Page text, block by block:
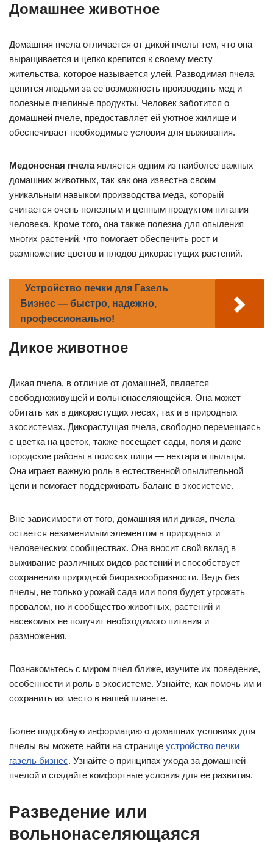
Домашнее животное
Домашняя пчела отличается от дикой пчелы тем, что она
выращивается и цепко крепится к своему месту
жительства, которое называется улей. Разводимая пчела
ценится людьми за ее возможность производить мед и
полезные пчелиные продукты. Человек заботится о
домашней пчеле, предоставляет ей уютное жилище и
обеспечивает необходимые условия для выживания.
Медоносная пчелаявляется одним из наиболее важных
домашних животных, так как она известна своим
уникальным навыком производства меда, который
считается очень полезным и ценным продуктом питания
человека. Кроме того, она также полезна для опыления
многих растений, что помогает обеспечить рост и
размножение цветов и плодов дикорастущих растений.
Устройство печки для Газель
Бизнес — быстро, надежно,
профессионально!
Дикое животное
Дикая пчела, в отличие от домашней, является
свободноживущей и вольнонаселяющейся. Она может
обитать как в дикорастущих лесах, так и в природных
экосистемах. Дикорастущая пчела, свободно перемещаясь
с цветка на цветок, также посещает сады, поля и даже
городские районы в поисках пищи — нектара и пыльцы.
Она играет важную роль в естественной опылительной
цепи и помогает поддерживать баланс в экосистеме.
Вне зависимости от того, домашняя или дикая, пчела
остается незаменимым элементом в природных и
человеческих сообществах. Она вносит свой вклад в
выживание различных видов растений и способствует
сохранению природной биоразнообразности. Ведь без
пчелы, не только урожай сада или поля будет угрожать
провалом, но и сообщество животных, растений и
насекомых не получит необходимого питания и
размножения.
Познакомьтесь с миром пчел ближе, изучите их поведение,
особенности и роль в экосистеме. Узнайте, как помочь им и
сохранить их место в нашей планете.
Более подробную информацию о домашних условиях для
пчелы вы можете найти на странице устройство печки
газель бизнес. Узнайте о принципах ухода за домашней
пчелой и создайте комфортные условия для ее развития.
Разведение или
вольнонаселяющаяся